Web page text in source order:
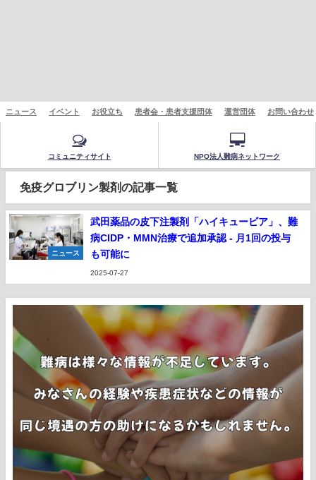
ニュース イベント お役立ち 患者会・患者支援団体 運営団体 お問い合わせ
コミュニティサイト NPO法人難病ネットワーク
免疫グロブリン製剤の記事一覧
ニュース
武田薬品の皮下注製剤「ハイキュービア」、難
病CIDP・MMN治療で追加承認 - 月1回の投与
も可能に
2025-07-27